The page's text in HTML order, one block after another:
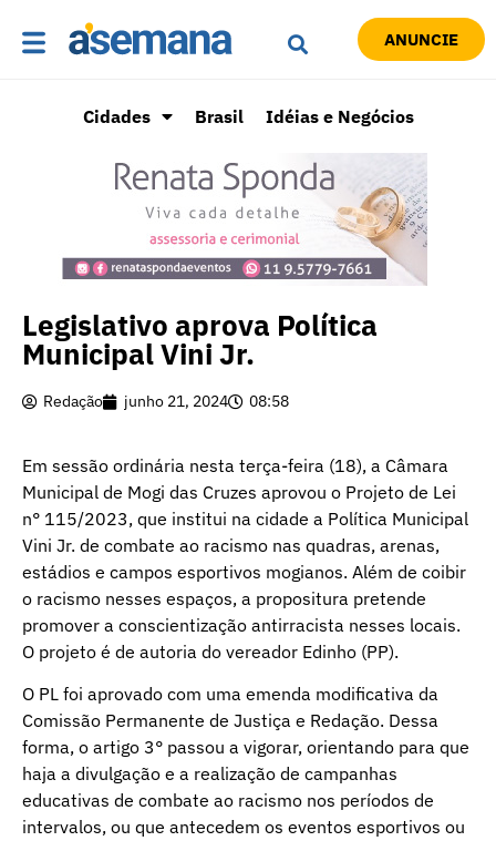
ANUNCIE
Cidades Brasil Idéias e Negócios
Legislativo aprova Política
Municipal Vini Jr.
Redação junho 21, 2024 08:58
Em sessão ordinária nesta terça-feira (18), a Câmara
Municipal de Mogi das Cruzes aprovou o Projeto de Lei
n° 115/2023, que institui na cidade a Política Municipal
Vini Jr. de combate ao racismo nas quadras, arenas,
estádios e campos esportivos mogianos. Além de coibir
o racismo nesses espaços, a propositura pretende
promover a conscientização antirracista nesses locais.
O projeto é de autoria do vereador Edinho (PP).
O PL foi aprovado com uma emenda modificativa da
Comissão Permanente de Justiça e Redação. Dessa
forma, o artigo 3° passou a vigorar, orientando para que
haja a divulgação e a realização de campanhas
educativas de combate ao racismo nos períodos de
intervalos, ou que antecedem os eventos esportivos ou